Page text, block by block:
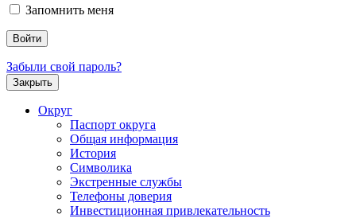
Запомнить меня
Забыли свой пароль?
Закрыть
Округ
Паспорт округа
Общая информация
История
Символика
Экстренные службы
Телефоны доверия
Инвестиционная привлекательность